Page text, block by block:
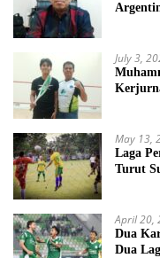
July 3,
May 13,
Laga
Turut
April 20,
Dua
Dua